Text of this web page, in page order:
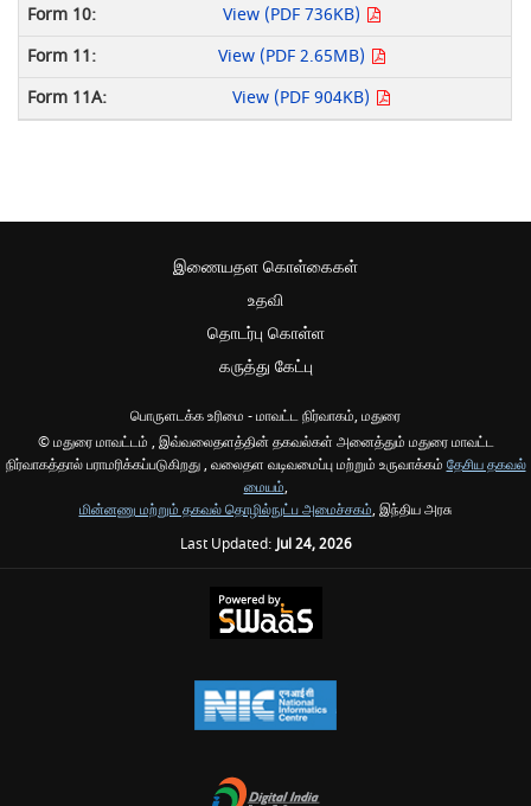
View (PDF 736KB)
View (PDF 2.65MB)
View (PDF 904KB)
இணையதள கொள்கைகள்
உதவி
தொடர்பு கொள்ள
கருத்து கேட்பு
பொருளடக்க உரிமை - மாவட்ட நிர்வாகம், மதுரை
© மதுரை மாவட்டம் , இவ்வலைதளத்தின் தகவல்கள் அனைத்தும் மதுரை மாவட்ட
நிர்வாகத்தால் பராமரிக்கப்படுகிறது , வலைதள வடிவமைப்பு மற்றும் உருவாக்கம் தேசிய தகவல்
மையம்,
மின்னணு மற்றும் தகவல் தொழில்நுட்ப அமைச்சகம், இந்திய அரசு
Last Updated:Jul 24, 2026